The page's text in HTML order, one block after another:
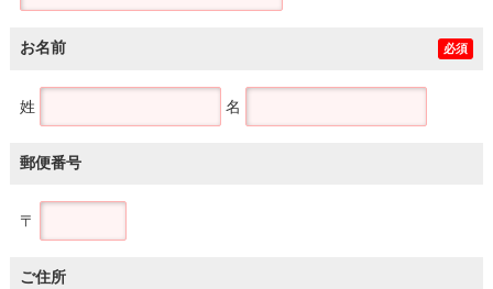
お名前 必須
姓 名
郵便番号
〒
ご住所